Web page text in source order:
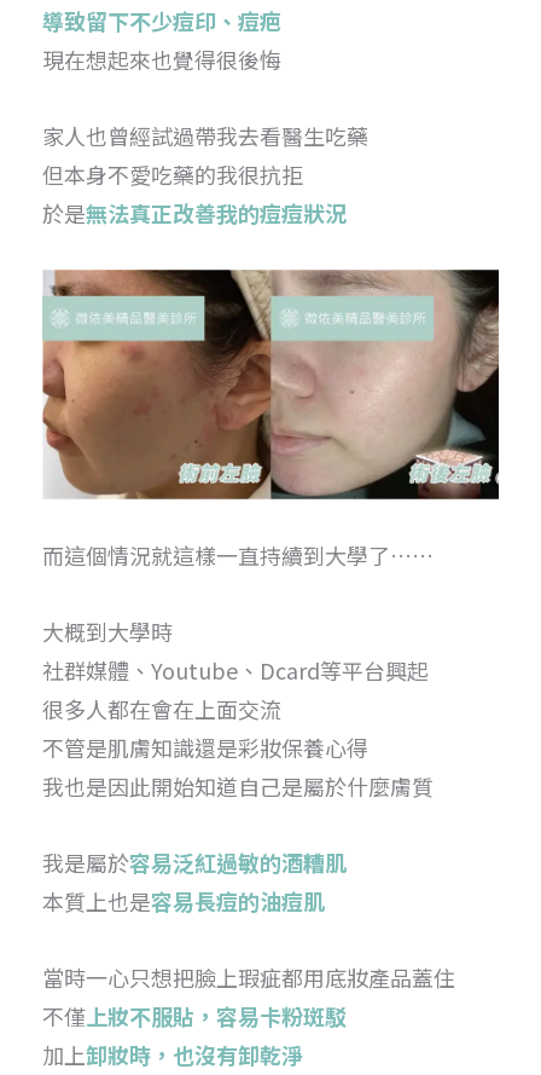
導致留下不少痘印、痘疤
現在想起來也覺得很後悔
家人也曾經試過帶我去看醫生吃藥
但本身不愛吃藥的我很抗拒
於是無法真正改善我的痘痘狀況
而這個情況就這樣一直持續到大學了……
大概到大學時
社群媒體、Youtube、Dcard等平台興起
很多人都在會在上面交流
不管是肌膚知識還是彩妝保養心得
我也是因此開始知道自己是屬於什麼膚質
我是屬於容易泛紅過敏的酒糟肌
本質上也是容易長痘的油痘肌
當時一心只想把臉上瑕疵都用底妝產品蓋住
不僅 上妝不服貼，容易卡粉斑駁
加上卸妝時，也沒有卸乾淨